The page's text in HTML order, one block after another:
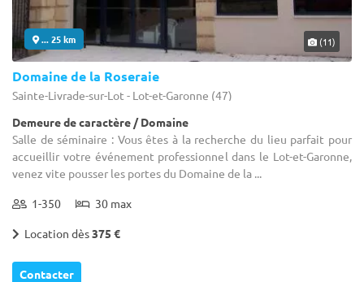
... 25 km (11)
Domaine de la Roseraie
Sainte-Livrade-sur-Lot - Lot-et-Garonne (47)
Demeure de caractère / Domaine
Salle de séminaire : Vous êtes à la recherche du lieu parfait pour
accueillir votre événement professionnel dans le Lot-et-Garonne,
venez vite pousser les portes du Domaine de la ...
1-350 30 max
Location dès375 €
Contacter